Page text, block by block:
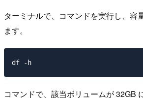
ターミナルで、コマンドを実行し、容
ます。
コマンドで、該当ボリュームが 32GB